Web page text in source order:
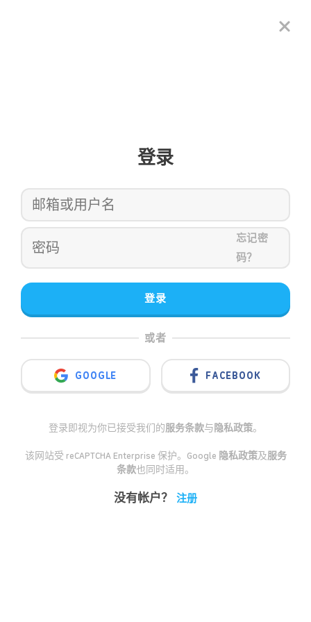
登录
忘记密
码？
登录
或者
GOOGLE FACEBOOK
登录即视为你已接受我们的服务条款与隐私政策。
该网站受 reCAPTCHA Enterprise 保护。Google 隐私政策及服务
条款也同时适用。
没有帐户？ 注册